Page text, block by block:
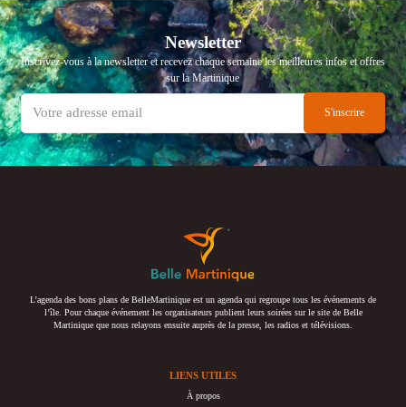
Newsletter
Inscrivez-vous à la newsletter et recevez chaque semaine les meilleures infos et offres
sur la Martinique
L’agenda des bons plans de BelleMartinique est un agenda qui regroupe tous les événements de
l’île. Pour chaque événement les organisateurs publient leurs soirées sur le site de Belle
Martinique que nous relayons ensuite auprès de la presse, les radios et télévisions.
LIENS UTILES
À propos